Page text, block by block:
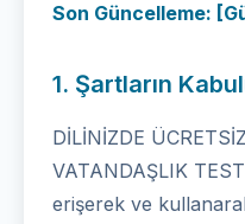
Son Güncelleme:
1. Şartların
DİLİNİZDE
VATANDAŞLIK
erişerek ve